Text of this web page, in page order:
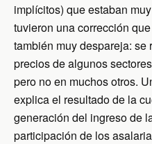
implícitos) que estaban
tuvieron una corrección
también muy despareja:
precios de algunos
pero no en muchos otros.
explica el resultado de la
generación del ingreso de
participación de los